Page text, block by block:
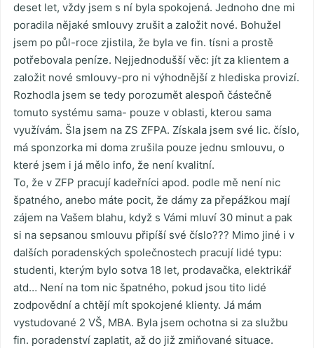
deset let, vždy jsem s ní byla spokojená. Jednoho dne mi
poradila nějaké smlouvy zrušit a založit nové. Bohužel
jsem po půl-roce zjistila, že byla ve fin. tísni a prostě
potřebovala peníze. Nejjednodušší věc: jít za klientem a
založit nové smlouvy-pro ni výhodnější z hlediska provizí.
Rozhodla jsem se tedy porozumět alespoň částečně
tomuto systému sama- pouze v oblasti, kterou sama
využívám. Šla jsem na ZS ZFPA. Získala jsem své lic. číslo,
má sponzorka mi doma zrušila pouze jednu smlouvu, o
které jsem i já mělo info, že není kvalitní.
To, že v ZFP pracují kadeřníci apod. podle mě není nic
špatného, anebo máte pocit, že dámy za přepážkou mají
zájem na Vašem blahu, když s Vámi mluví 30 minut a pak
si na sepsanou smlouvu připíší své číslo??? Mimo jiné i v
dalších poradenských společnostech pracují lidé typu:
studenti, kterým bylo sotva 18 let, prodavačka, elektrikář
atd… Není na tom nic špatného, pokud jsou tito lidé
zodpovědní a chtějí mít spokojené klienty. Já mám
vystudované 2 VŠ, MBA. Byla jsem ochotna si za službu
fin. poradenství zaplatit, až do již zmiňované situace.